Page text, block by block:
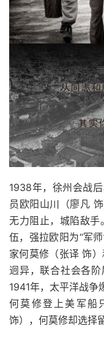
1938年，徐州会战
员欧阳山川（廖凡
无力阻止，城陷敌
伍，强拉欧阳为“军
家何莫修（张译 饰
迥异，联合社会各阶
1941年，太平洋战争
何莫修登上美军船
饰），何莫修却选择